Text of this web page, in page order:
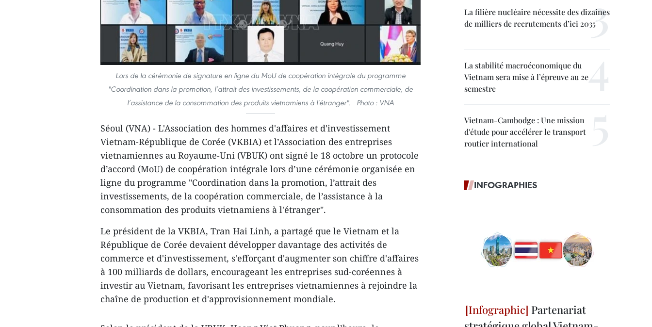
Lors de la cérémonie de signature en ligne du MoU de coopération intégrale du programme
"Coordination dans la promotion, l’attrait des investissements, de la coopération commerciale, de
l’assistance de la consommation des produits vietnamiens à l'étranger". Photo : VNA
Séoul (VNA) - L'Association des hommes d'affaires et d'investissement
Vietnam-République de Corée (VKBIA) et l’Association des entreprises
vietnamiennes au Royaume-Uni (VBUK) ont signé le 18 octobre un protocole
d’accord (MoU) de coopération intégrale lors d’une cérémonie organisée en
ligne du programme "Coordination dans la promotion, l’attrait des
investissements, de la coopération commerciale, de l’assistance à la
consommation des produits vietnamiens à l'étranger".
Le président de la VKBIA, Tran Hai Linh, a partagé que le Vietnam et la
République de Corée devaient développer davantage des activités de
commerce et d'investissement, s'efforçant d'augmenter son chiffre d'affaires
à 100 milliards de dollars, encourageant les entreprises sud-coréennes à
investir au Vietnam, favorisant les entreprises vietnamiennes à rejoindre la
chaîne de production et d'approvisionnement mondiale.
La filière nucléaire nécessite des dizaines
de milliers de recrutements d’ici 2035
La stabilité macroéconomique du
Vietnam sera mise à l’épreuve au 2e
semestre
Vietnam-Cambodge : Une mission
d'étude pour accélérer le transport
routier international
INFOGRAPHIES
Partenariat